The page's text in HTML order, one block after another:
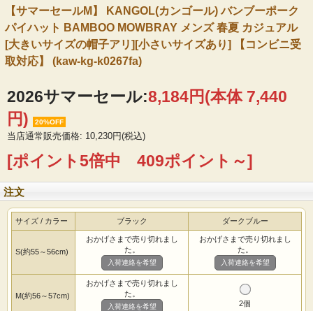
【サマーセールM】 KANGOL(カンゴール) バンブーポーク
パイハット BAMBOO MOWBRAY メンズ 春夏 カジュアル
[大きいサイズの帽子アリ][小さいサイズあり] 【コンビニ受
取対応】 (kaw-kg-k0267fa)
2026サマーセール:8,184円(本体 7,440
円)
20%OFF
当店通常販売価格: 10,230円(税込)
[ポイント5倍中 409ポイント～]
注文
サイズ / カラー ブラック ダークブルー
S(約55～56cm)
おかげさまで売り切れまし
た。
入荷連絡を希望
おかげさまで売り切れまし
た。
入荷連絡を希望
M(約56～57cm)
おかげさまで売り切れまし
た。
入荷連絡を希望 2個